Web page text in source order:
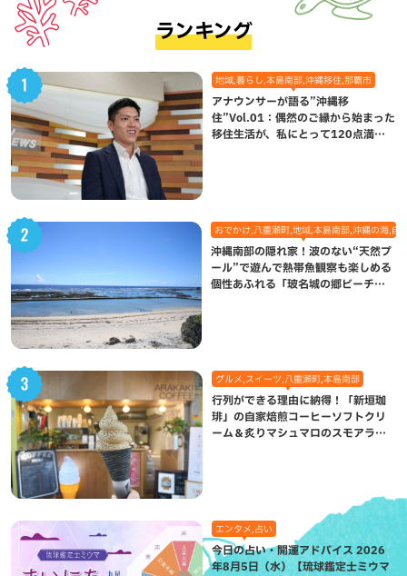
ランキング
地域,暮らし,本島南部,沖縄移住,那覇市
アナウンサーが語る”沖縄移
住”Vol.01：偶然のご縁から始まった
移住生活が、私にとって120点満点
おでかけ,八重瀬町,地域,本島南部,沖縄の海,自
沖縄南部の隠れ家！波のない“天然プ
ール”で遊んで熱帯魚観察も楽しめる
個性あふれる「玻名城の郷ビーチ」
グルメ,スイーツ,八重瀬町,本島南部
行列ができる理由に納得！「新垣珈
琲」の自家焙煎コーヒーソフトクリ
ーム＆炙りマシュマロのスモアラテ
エンタメ,占い
今日の占い・開運アドバイス 2026
年8月5日（水）【琉球鑑定士ミウマ